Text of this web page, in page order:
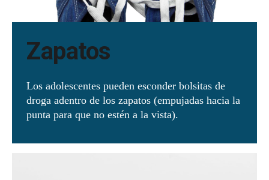
Zapatos
Los adolescentes pueden esconder bolsitas de
droga adentro de los zapatos (empujadas hacia la
punta para que no estén a la vista).